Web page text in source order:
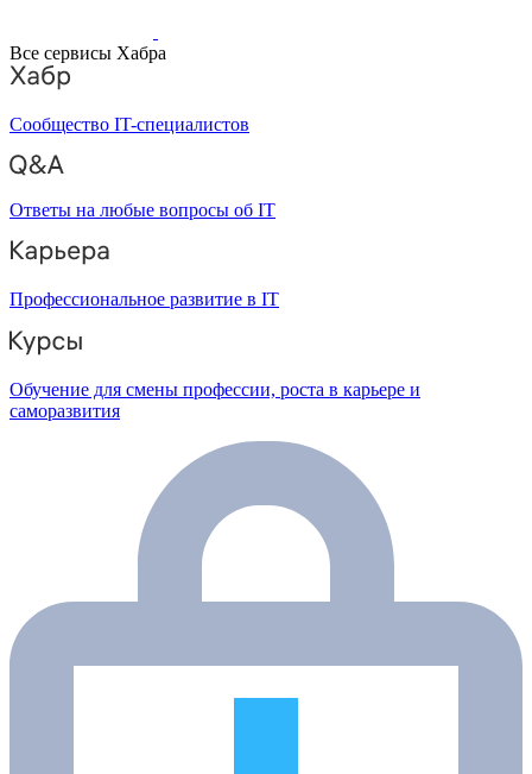
Все сервисы Хабра
Сообщество IT-специалистов
Ответы на любые вопросы об IT
Профессиональное развитие в IT
Обучение для смены профессии, роста в карьере и
саморазвития